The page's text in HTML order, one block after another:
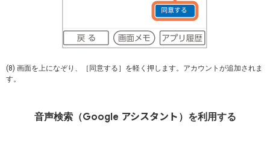
(8) 画面を上になぞり、［同意する］を軽く押します。アカウントが追加されま
す。
音声検索（Google アシスタント ）を利用する